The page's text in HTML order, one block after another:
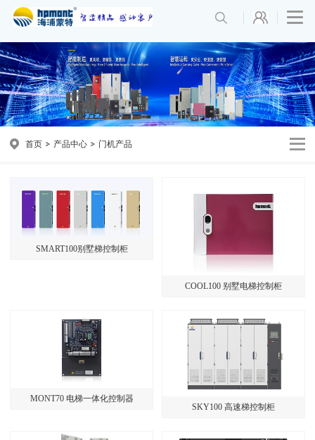
首页 产品中心 门机产品
SMART100别墅梯控制柜
COOL100 别墅电梯控制柜
MONT70 电梯一体化控制器
SKY100 高速梯控制柜